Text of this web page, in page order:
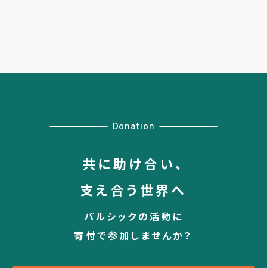
Donation
共に助け合い、
支え合う世界へ
パルシックの活動に
寄付で参加しませんか？